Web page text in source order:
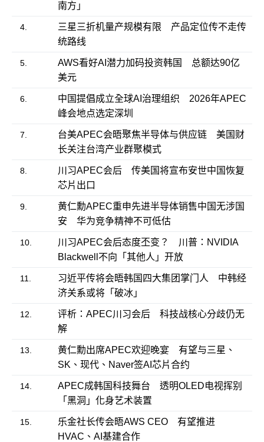
南方」
4.
三星三折机量产规模有限 产品定位传不走传
统路线
5.
AWS看好AI潜力加码投资韩国 总额达90亿
美元
6.
中国提倡成立全球AI治理组织 2026年APEC
峰会地点选定深圳
7.
台美APEC会晤聚焦半导体与供应链 美国财
长关注台湾产业群聚模式
8.
川习APEC会后 传美国将宣布安世中国恢复
芯片出口
9.
黄仁勳APEC重申先进半导体销售中国无涉国
安 华为竞争精神不可低估
10.
川习APEC会后态度丕变？ 川普：NVIDIA
Blackwell不向「其他人」开放
11.
习近平传将会晤韩国四大集团掌门人 中韩经
济关系或将「破冰」
12.
评析：APEC川习会后 科技战核心分歧仍无
解
13.
黄仁勳出席APEC欢迎晚宴 有望与三星、
SK、现代、Naver签AI芯片合约
14.
APEC成韩国科技舞台 透明OLED电视挥别
「黑洞」化身艺术装置
15.
乐金社长传会晤AWS CEO 有望推进
HVAC、AI基建合作